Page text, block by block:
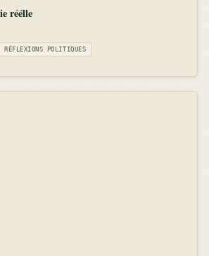
réélle
RÉFLEXIONS POLITIQUES